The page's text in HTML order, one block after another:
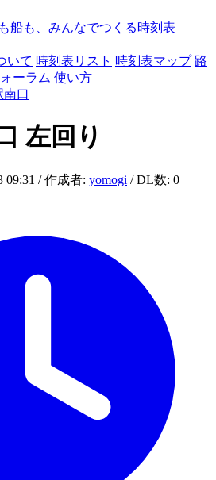
船も、みんなでつくる時刻表
いて 時刻表リスト 時刻表マップ 路
ーラム 使い方
南口
左回り
09:31 / 作成者: yomogi / DL数: 0